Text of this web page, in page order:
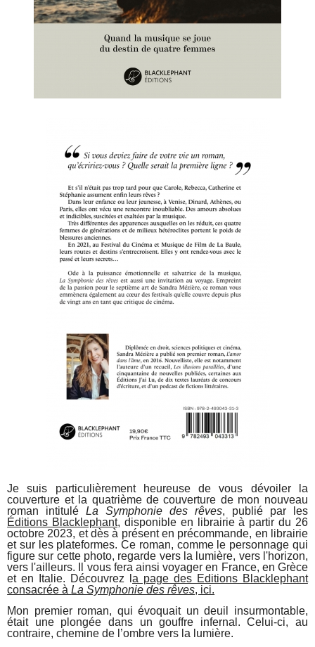
Je suis particulièrement heureuse de vous dévoiler la
couverture et la quatrième de couverture de mon nouveau
roman intituléLa Symphonie des rêves, publié par les
Éditions Blacklephant, disponible en librairie à partir du 26
octobre 2023, et dès à présent en précommande, en librairie
et sur les plateformes. Ce roman, comme le personnage qui
figure sur cette photo, regarde vers la lumière, vers l'horizon,
vers l'ailleurs. Il vous fera ainsi voyager en France, en Grèce
et en Italie. Découvrez l a page des Editions Blacklephant
consacrée àLa Symphonie des rêves, ici.
Mon premier roman, qui évoquait un deuil insurmontable,
était une plongée dans un gouffre infernal. Celui-ci, au
contraire, chemine de l’ombre vers la lumière.